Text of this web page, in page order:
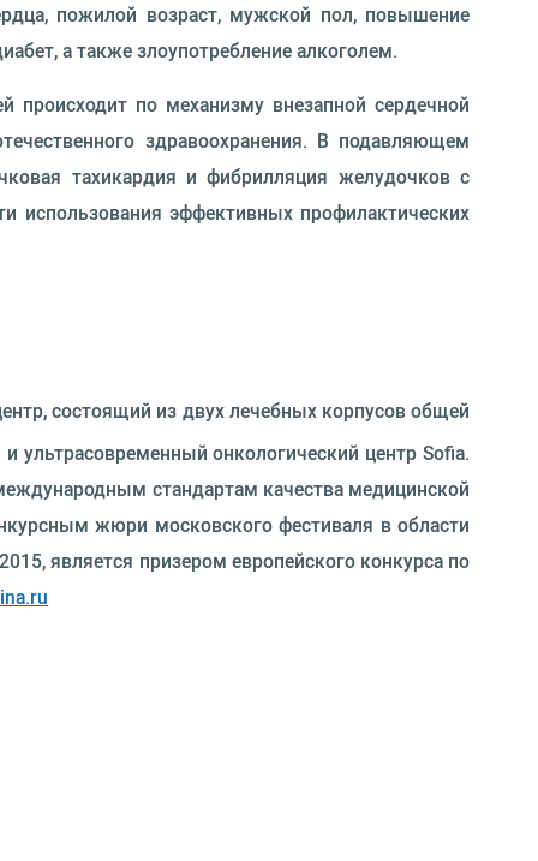
пожилой возраст, мужской пол, повышение
а также злоупотребление алкоголем.
по механизму внезапной сердечной
здравоохранения. В подавляющем
тахикардия и фибрилляция желудочков с
использования эффективных профилактических
состоящий из двух лечебных корпусов общей
онкологический центр Sofia.
стандартам качества медицинской
жюри московского фестиваля в области
является призером европейского конкурса по